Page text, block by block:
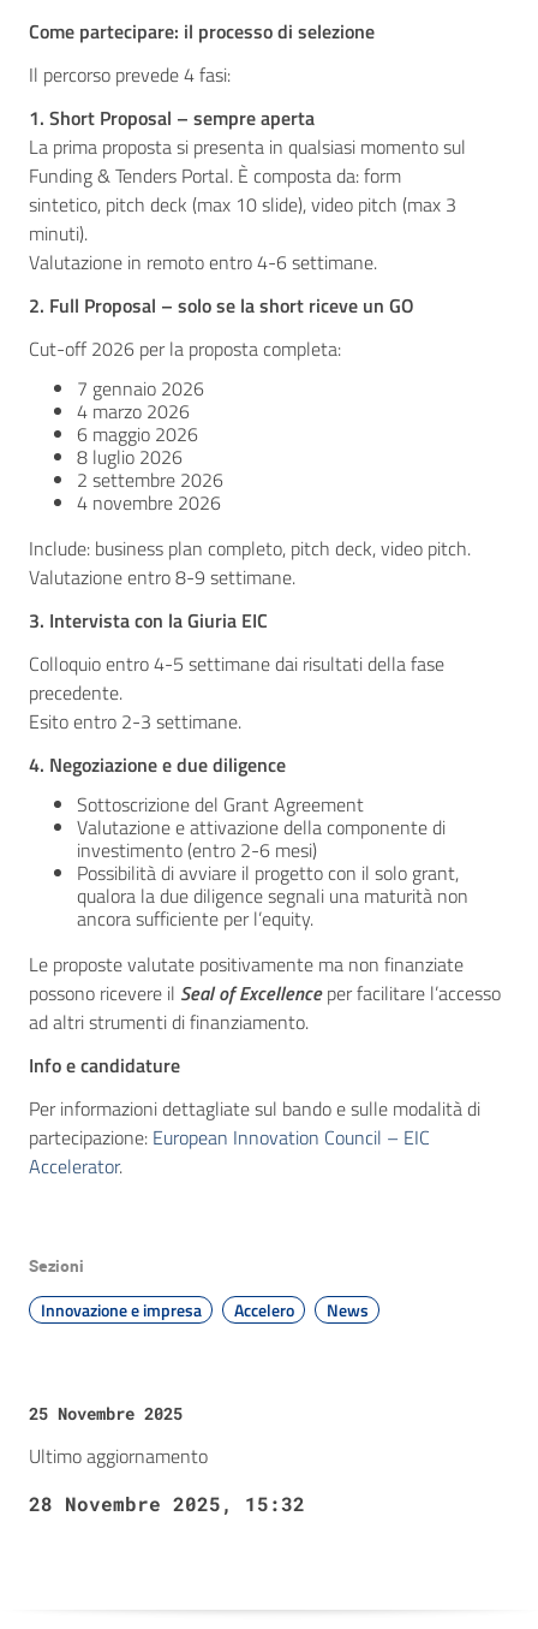
Come partecipare: il processo di selezione
Il percorso prevede 4 fasi:
1. Short Proposal – sempre aperta
La prima proposta si presenta in qualsiasi momento sul
Funding & Tenders Portal. È composta da: form
sintetico, pitch deck (max 10 slide), video pitch (max 3
minuti).
Valutazione in remoto entro 4-6 settimane.
2. Full Proposal – solo se la short riceve un GO
Cut-off 2026 per la proposta completa:
7 gennaio 2026
4 marzo 2026
6 maggio 2026
8 luglio 2026
2 settembre 2026
4 novembre 2026
Include: business plan completo, pitch deck, video pitch.
Valutazione entro 8-9 settimane.
3. Intervista con la Giuria EIC
Colloquio entro 4-5 settimane dai risultati della fase
precedente.
Esito entro 2-3 settimane.
4. Negoziazione e due diligence
Sottoscrizione del Grant Agreement
Valutazione e attivazione della componente di
investimento (entro 2-6 mesi)
Possibilità di avviare il progetto con il solo grant,
qualora la due diligence segnali una maturità non
ancora sufficiente per l’equity.
Le proposte valutate positivamente ma non finanziate
possono ricevere il Seal of Excellenceper facilitare l’accesso
ad altri strumenti di finanziamento.
Info e candidature
Per informazioni dettagliate sul bando e sulle modalità di
partecipazione: European Innovation Council – EIC
Accelerator.
Sezioni
Innovazione e impresa Accelero News
25 Novembre 2025
Ultimo aggiornamento
28 Novembre 2025, 15:32